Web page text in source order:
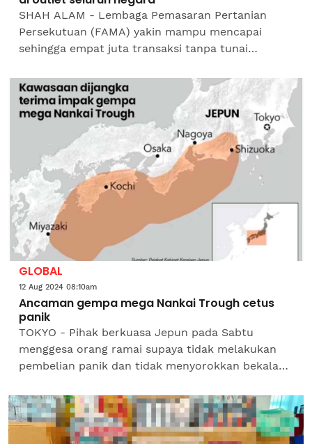
SHAH ALAM - Lembaga Pemasaran Pertanian
Persekutuan (FAMA) yakin mampu mencapai
sehingga empat juta transaksi tanpa tunai
pemasarannya di seluruh negara...
GLOBAL
12 Aug 2024 08:10am
Ancaman gempa mega Nankai Trough cetus
panik
TOKYO - Pihak berkuasa Jepun pada Sabtu
menggesa orang ramai supaya tidak melakukan
pembelian panik dan tidak menyorokkan bekalan
memanipulasi harga. Gesaan itu...